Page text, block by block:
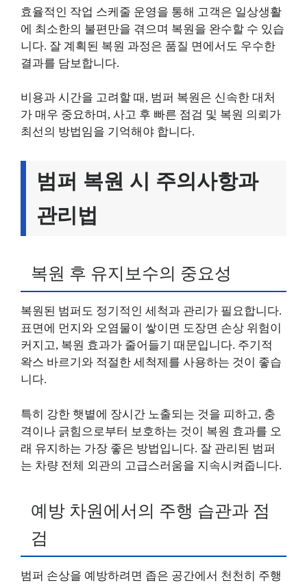
효율적인 작업 스케줄 운영을 통해 고객은 일상생활
에 최소한의 불편만을 겪으며 복원을 완수할 수 있습
니다. 잘 계획된 복원 과정은 품질 면에서도 우수한
결과를 담보합니다.
비용과 시간을 고려할 때, 범퍼 복원은 신속한 대처
가 매우 중요하며, 사고 후 빠른 점검 및 복원 의뢰가
최선의 방법임을 기억해야 합니다.
범퍼 복원 시 주의사항과
관리법
복원 후 유지보수의 중요성
복원된 범퍼도 정기적인 세척과 관리가 필요합니다.
표면에 먼지와 오염물이 쌓이면 도장면 손상 위험이
커지고, 복원 효과가 줄어들기 때문입니다. 주기적
왁스 바르기와 적절한 세척제를 사용하는 것이 좋습
니다.
특히 강한 햇볕에 장시간 노출되는 것을 피하고, 충
격이나 긁힘으로부터 보호하는 것이 복원 효과를 오
래 유지하는 가장 좋은 방법입니다. 잘 관리된 범퍼
는 차량 전체 외관의 고급스러움을 지속시켜줍니다.
예방 차원에서의 주행 습관과 점
검
범퍼 손상을 예방하려면 좁은 공간에서 천천히 주행